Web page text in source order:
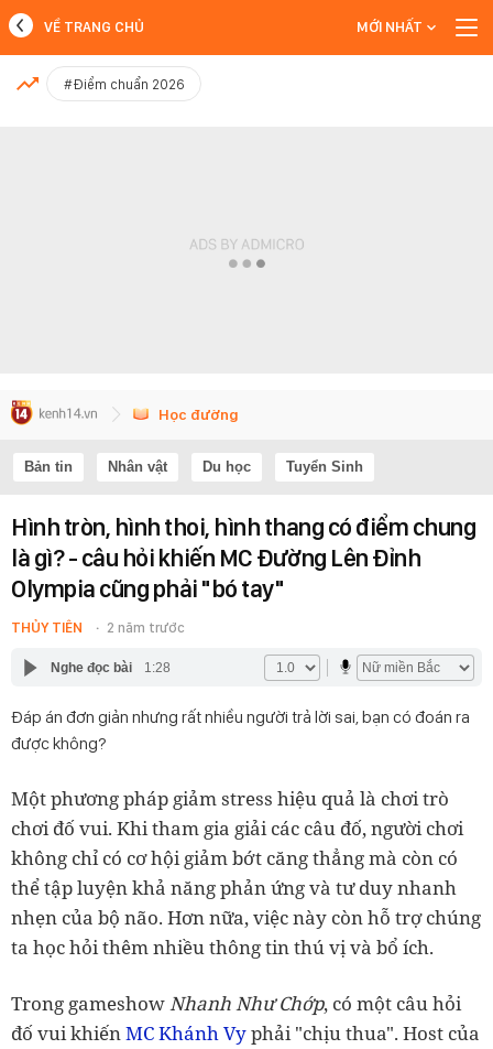
MỚI NHẤT
VỀ TRANG CHỦ MỚI NHẤT
#Điểm chuẩn 2026
Học đường
Bản tin Nhân vật Du học Tuyển Sinh
Hình tròn, hình thoi, hình thang có điểm chung
là gì? - câu hỏi khiến MC Đường Lên Đỉnh
Olympia cũng phải "bó tay"
THỦY TIÊN 2 năm trước
Nghe đọc bài 1:28
Đáp án đơn giản nhưng rất nhiều người trả lời sai, bạn có đoán ra
được không?
Một phương pháp giảm stress hiệu quả là chơi trò
chơi đố vui. Khi tham gia giải các câu đố, người chơi
không chỉ có cơ hội giảm bớt căng thẳng mà còn có
thể tập luyện khả năng phản ứng và tư duy nhanh
nhẹn của bộ não. Hơn nữa, việc này còn hỗ trợ chúng
ta học hỏi thêm nhiều thông tin thú vị và bổ ích.
Trong gameshowNhanh Như Chớp, có một câu hỏi
đố vui khiếnMC Khánh Vyphải "chịu thua". Host của